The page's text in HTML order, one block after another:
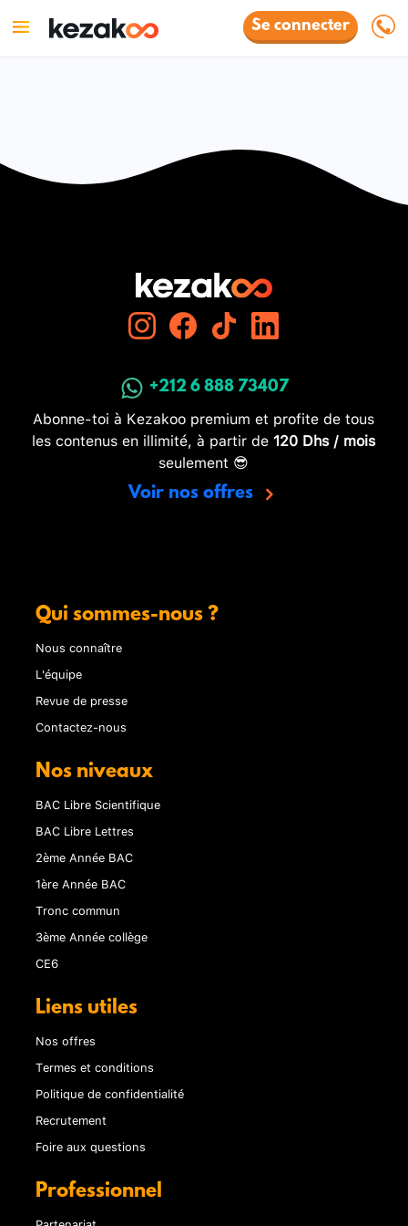
Se connecter
+212 6 888 73407
Abonne-toi à Kezakoo premium et profite de tous
les contenus en illimité, à partir de 120 Dhs / mois
seulement 😎
Voir nos offres
Qui sommes-nous ?
Nous connaître
L'équipe
Revue de presse
Contactez-nous
Nos niveaux
BAC Libre Scientifique
BAC Libre Lettres
2ème Année BAC
1ère Année BAC
Tronc commun
3ème Année collège
CE6
Liens utiles
Nos offres
Termes et conditions
Politique de confidentialité
Recrutement
Foire aux questions
Professionnel